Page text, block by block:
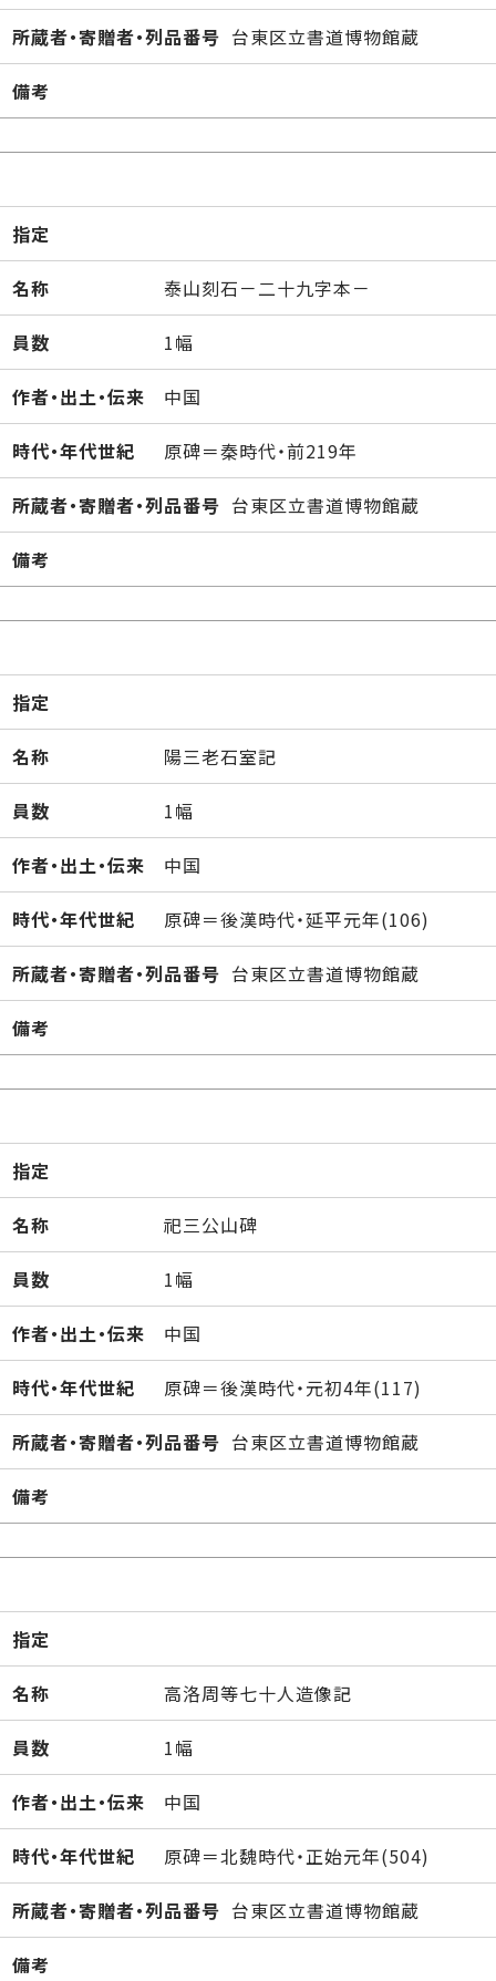
所蔵者・寄贈者・列品番号 台東区立書道博物館蔵
備考
指定
名称 泰山刻石－二十九字本－
員数 1幅
作者・出土・伝来 中国
時代・年代世紀 原碑＝秦時代・前219年
所蔵者・寄贈者・列品番号 台東区立書道博物館蔵
備考
指定
名称 陽三老石室記
員数 1幅
作者・出土・伝来 中国
時代・年代世紀 原碑＝後漢時代・延平元年(106)
所蔵者・寄贈者・列品番号 台東区立書道博物館蔵
備考
指定
名称 祀三公山碑
員数 1幅
作者・出土・伝来 中国
時代・年代世紀 原碑＝後漢時代・元初4年(117)
所蔵者・寄贈者・列品番号 台東区立書道博物館蔵
備考
指定
名称 高洛周等七十人造像記
員数 1幅
作者・出土・伝来 中国
時代・年代世紀 原碑＝北魏時代・正始元年(504)
所蔵者・寄贈者・列品番号 台東区立書道博物館蔵
備考